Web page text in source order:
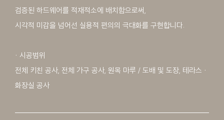
검증된 하드웨어를 적재적소에 배치함으로써,
시각적 미감을 넘어선 실용적 편의의 극대화를 구현합니다.
・ 시공범위
전체 키친 공사, 전체 가구 공사, 원목 마루 / 도배 및 도장, 테라스 ・
화장실 공사